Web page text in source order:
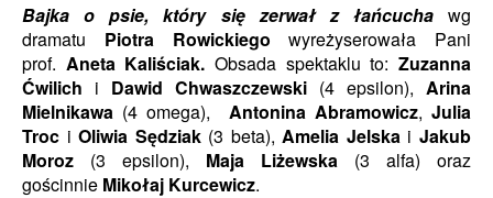
Bajka o psie, który się zerwał z łańcuchawg
dramatu Piotra Rowickiegowyreżyserowała Pani
prof. Aneta Kaliściak. Obsada spektaklu to:Zuzanna
Ćwilich i Dawid Chwaszczewski (4 epsilon), Arina
Mielnikawa (4 omega), Antonina Abramowicz,Julia
Troc iOliwia Sędziak(3 beta),Amelia JelskaiJakub
Moroz (3 epsilon), Maja Liżewska (3 alfa) oraz
gościnnie Mikołaj Kurcewicz.